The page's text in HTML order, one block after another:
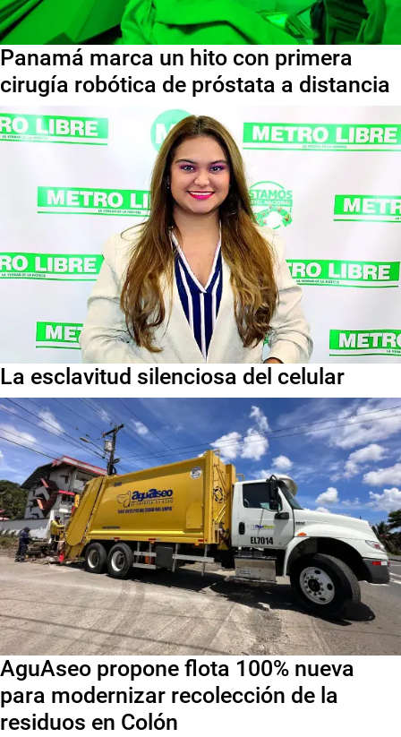
Panamá marca un hito con primera
cirugía robótica de próstata a distancia
La esclavitud silenciosa del celular
AguAseo propone flota 100% nueva
para modernizar recolección de la
residuos en Colón